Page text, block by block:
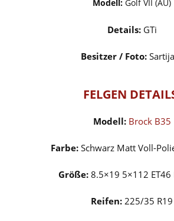
Modell: Golf VII (AU)
Details:GTi
Besitzer / Foto:
FELGEN
Modell: Brock B35
Farbe:Schwarz Matt Voll-
Größe: 8.5×19 5×112 ET46
Reifen:225/35 R19